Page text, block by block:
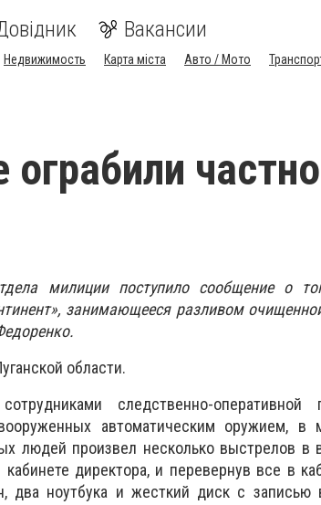
Вакансии
Недвижимость Карта міста Авто / Мото
милиции поступило сообщение о
занимающееся разливом
области.
следственно-оперативной
автоматическим оружием, в
людей произвел несколько выстрелов в
директора, и перевернув все в
два ноутбука и жесткий диск с записью